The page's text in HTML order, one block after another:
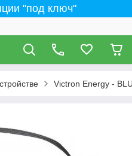
"под ключ"
Victron Energy -